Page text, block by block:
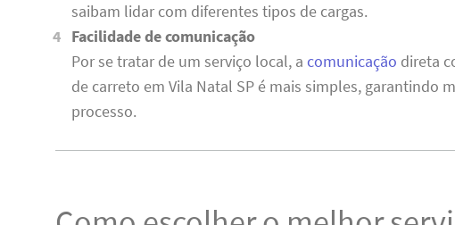
saibam lidar com diferentes tipos de cargas.
Facilidade de comunicação
Por se tratar de um serviço local, acomunicação direta
de carreto em Vila Natal SP é mais simples, garantindo
processo.